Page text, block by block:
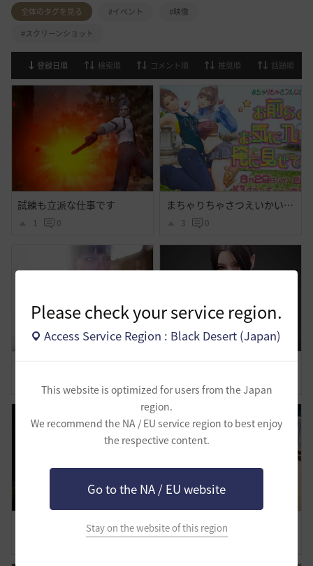
Please check your service region.
Access Service Region : Black Desert (Japan)
This website is optimized for users from the Japan
region.
We recommend the NA / EU service region to best enjoy
the respective content.
Go to the NA / EU website
Stay on the website of this region
全体のタグを見る #イベント
#映像
#スクリーンショット
登録日順 検索順 コメント順 推奨順 話題順
試練も立派な仕事です
1 0
まちゃりちゃさつえいかい【予告】
3 0
わたしの旅路-覚醒ノヴァ 美容の時間
0
緩和でいけましたよ～♪ 水着姿だよｗ